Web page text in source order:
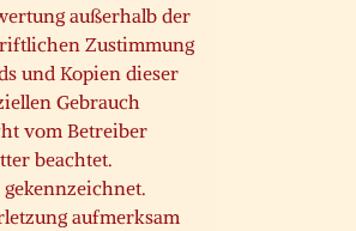
außerhalb der
Zustimmung
und Kopien dieser
Gebrauch
vom Betreiber
beachtet.
aufmerksam